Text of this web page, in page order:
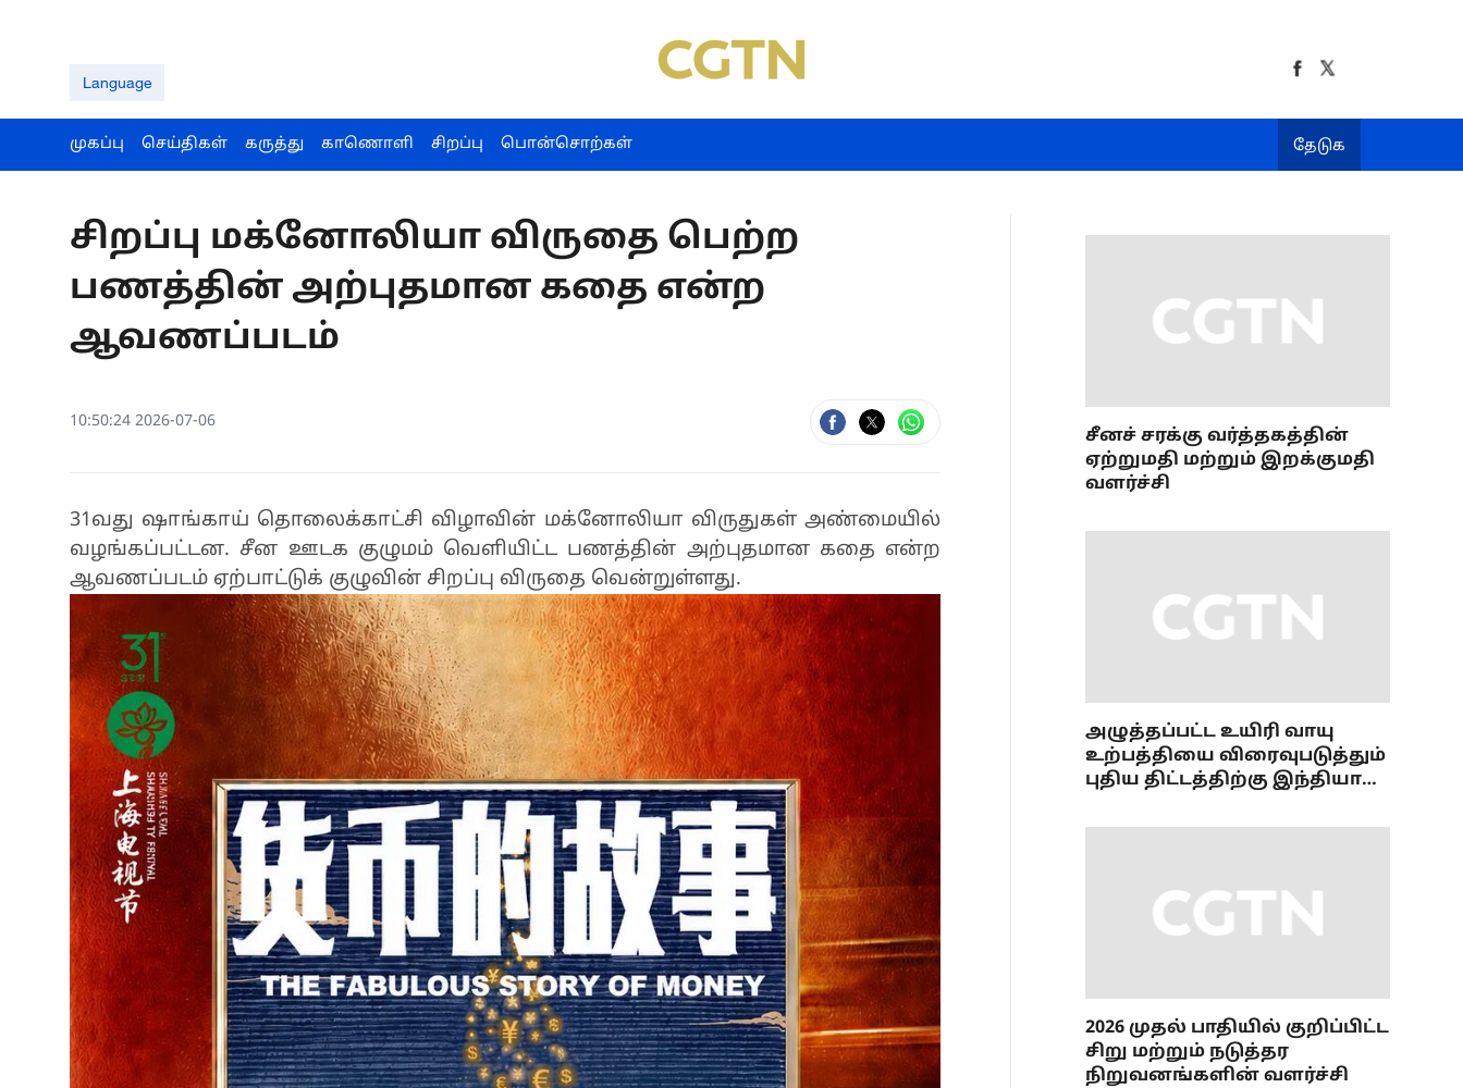
Language
முகப்பு செய்திகள் கருத்து காணொளி சிறப்பு பொன்சொற்கள் தேடுக
சிறப்பு மக்னோலியா விருதை பெற்ற
பணத்தின் அற்புதமான கதை என்ற
ஆவணப்படம்
10:50:24 2026-07-06
31வது ஷாங்காய் தொலைக்காட்சி விழாவின் மக்னோலியா விருதுகள் அண்மையில்
வழங்கப்பட்டன. சீன ஊடக குழுமம் வெளியிட்ட பணத்தின் அற்புதமான கதை என்ற
ஆவணப்படம் ஏற்பாட்டுக் குழுவின் சிறப்பு விருதை வென்றுள்ளது.
சீனச் சரக்கு வர்த்தகத்தின்
ஏற்றுமதி மற்றும் இறக்குமதி
வளர்ச்சி
அழுத்தப்பட்ட உயிரி வாயு
உற்பத்தியை விரைவுபடுத்தும்
புதிய திட்டத்திற்கு இந்தியா
2026 முதல் பாதியில் குறிப்பிட்ட
சிறு மற்றும் நடுத்தர
நிறுவனங்களின் வளர்ச்சி